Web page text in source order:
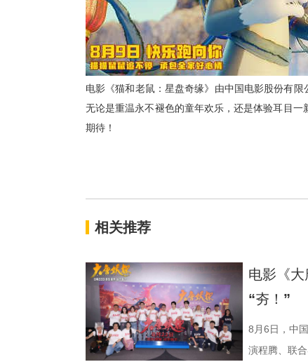
电影《猫和老鼠：星盘奇缘》由中国电影股份有限
无论是重温永不褪色的童年欢乐，还是体验耳目一
期待！
相关推荐
电影《大
“夯！”
8月6日，中
演程腾、联